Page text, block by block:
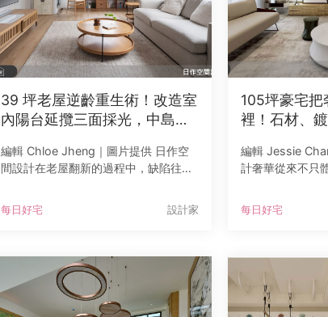
39 坪老屋逆齡重生術！改造室
內陽台延攬三面採光，中島吧
路徑
編輯 Chloe Jheng｜圖片提供 日作空
間設計在老屋翻新的過程中，缺陷往往
臨老建築常見的窄陽台困擾，四處寬度
僅 70 公分的戶外空間，難以發揮實質
每日好宅 設計家
105坪豪宅把
裡！石材、
編輯 Jessie
計奢華從來不只
的精準拿捏。由
5坪新成屋豪宅
每日好宅